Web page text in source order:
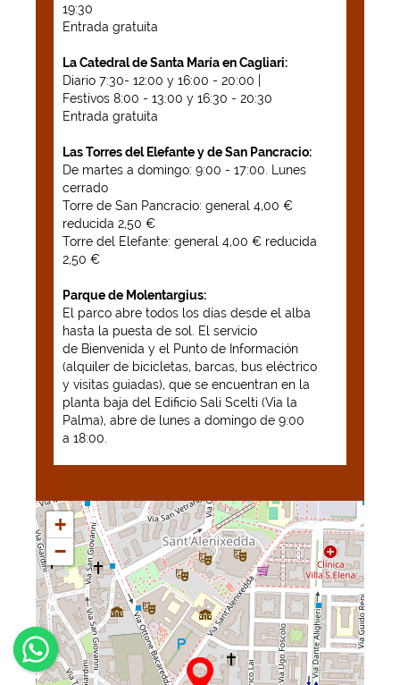
19:30
Entrada gratuita
La Catedral de Santa María en Cagliari:
Diario 7:30- 12:00 y 16:00 - 20:00 |
Festivos 8:00 - 13:00 y 16:30 - 20:30
Entrada gratuita
Las Torres del Elefante y de San Pancracio:
De martes a domingo: 9:00 - 17:00. Lunes
cerrado
Torre de San Pancracio: general 4,00 €
reducida 2,50 €
Torre del Elefante: general 4,00 € reducida
2,50 €
Parque de Molentargius:
El parco abre todos los días desde el alba
hasta la puesta de sol. El servicio
de Bienvenida y el Punto de Información
(alquiler de bicicletas, barcas, bus eléctrico
y visitas guiadas), que se encuentran en la
planta baja del Edificio Sali Scelti (Via la
Palma), abre de lunes a domingo de 9:00
a 18:00.
+
−